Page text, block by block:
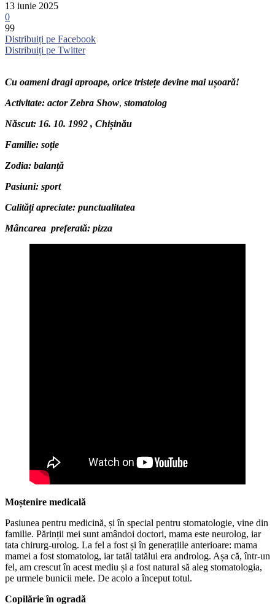
13 iunie 2025
0
99
Distribuiți pe Facebook
Distribuiți pe Twitter
Cu oameni dragi aproape, orice tristețe devine mai ușoară!
Activitate: actorZebra Show, stomatolog
Născut: 16. 10. 1992 , Chișinău
Familie: soție
Zodia: balanță
Pasiuni: sport
Calități apreciate: punctualitatea
Mâncarea preferată: pizza
Moștenire medicală
Pasiunea pentru medicină, și în special pentru stomatologie, vine din
familie. Părinții mei sunt amândoi doctori, mama este neurolog, iar
tata chirurg-urolog. La fel a fost și în generațiile anterioare: mama
mamei a fost stomatolog, iar tatăl tatălui era androlog. Așa că, într-un
fel, am crescut în acest mediu și a fost natural să aleg stomatologia,
pe urmele bunicii mele. De acolo a început totul.
Copilărie în ogradă